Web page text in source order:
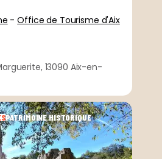
-Office de Tourisme d'Aix
13090 Aix-en-
PATRIMOINE HISTORIQUE